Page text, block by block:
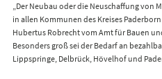
„Der Neubau oder die Neuschaffung
in allen Kommunen des Kreises
Hubertus Robrecht vom Amt für Bauen
Besonders groß sei der Bedarf an
Lippspringe, Delbrück, Hövelhof und